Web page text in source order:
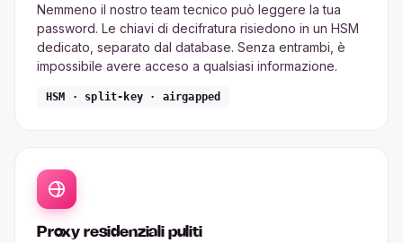
Nemmeno il nostro team tecnico può leggere la tua
password. Le chiavi di decifratura risiedono in un HSM
dedicato, separato dal database. Senza entrambi, è
impossibile avere acceso a qualsiasi informazione.
HSM · split-key · airgapped
Proxy residenziali puliti